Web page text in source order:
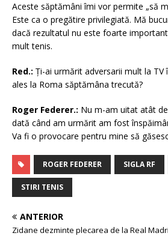
Aceste săptămâni îmi vor permite „să
Este ca o pregătire privilegiată. Mă
dacă rezultatul nu este foarte
mult tenis.
Red.: Ți-ai urmărit adversarii mult la
ales la Roma săptămâna trecută?
Roger Federer.: Nu m-am uitat atât
dată când am urmărit am fost
Va fi o provocare pentru mine să
ROGER FEDERER SIGLA RF
STIRI TENIS
ANTERIOR
Zidane dezminte plecarea de la Real